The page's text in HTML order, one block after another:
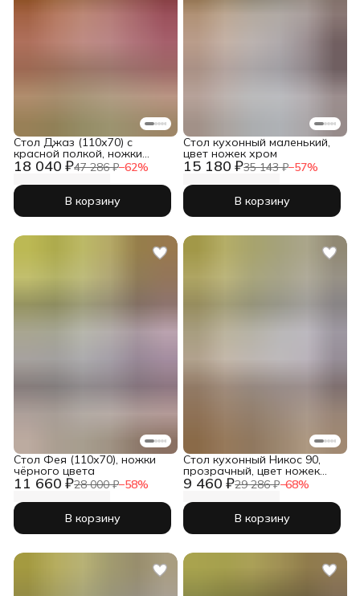
18 040 ₽47 286 ₽−62%
Cтол Джаз (110х70) с
красной полкой, ножки
чёрного цвета
В корзину
15 180 ₽35 143 ₽−57%
Стол кухонный маленький,
цвет ножек хром
В корзину
11 660 ₽28 000 ₽−58%
Стол Фея (110х70), ножки
чёрного цвета
В корзину
9 460 ₽29 286 ₽−68%
Стол кухонный Никос 90,
прозрачный, цвет ножек
чёрный
В корзину